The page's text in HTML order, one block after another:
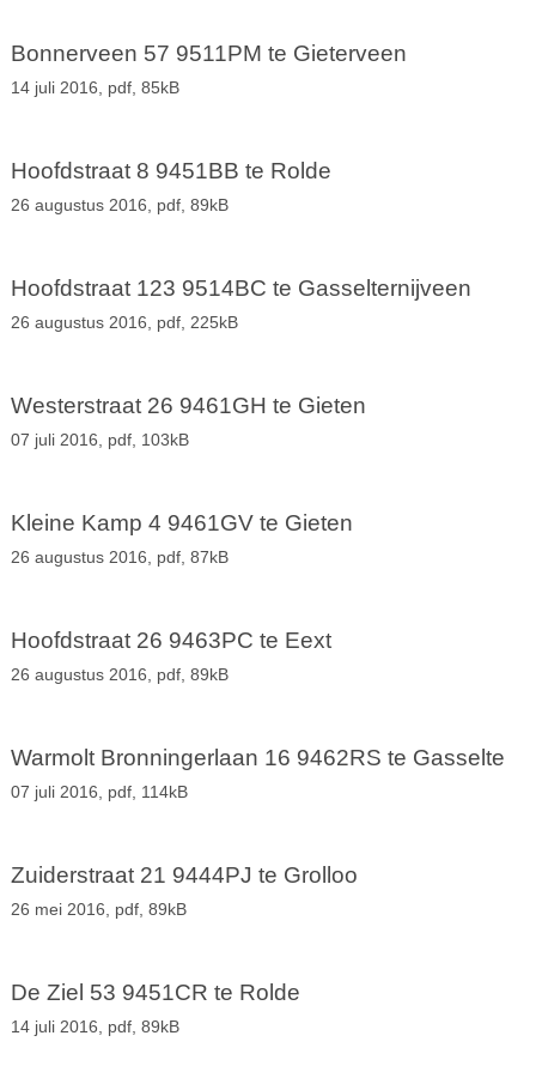
Bonnerveen 57 9511PM te Gieterveen
14 juli 2016, pdf, 85kB
Hoofdstraat 8 9451BB te Rolde
26 augustus 2016, pdf, 89kB
Hoofdstraat 123 9514BC te Gasselternijveen
26 augustus 2016, pdf, 225kB
Westerstraat 26 9461GH te Gieten
07 juli 2016, pdf, 103kB
Kleine Kamp 4 9461GV te Gieten
26 augustus 2016, pdf, 87kB
Hoofdstraat 26 9463PC te Eext
26 augustus 2016, pdf, 89kB
Warmolt Bronningerlaan 16 9462RS te Gasselte
07 juli 2016, pdf, 114kB
Zuiderstraat 21 9444PJ te Grolloo
26 mei 2016, pdf, 89kB
De Ziel 53 9451CR te Rolde
14 juli 2016, pdf, 89kB